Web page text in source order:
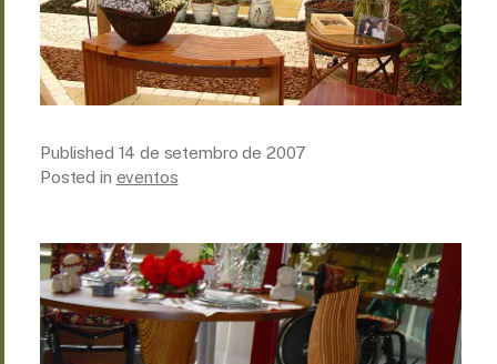
Published 14 de setembro de 2007
Posted in eventos